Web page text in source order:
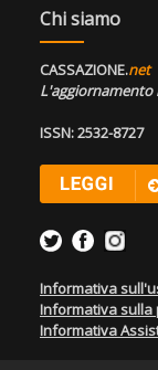
Chi siamo
CASSAZIONE.net
L'aggiornamento
ISSN: 2532-8727
Informativa
Informativa sulla
Informativa